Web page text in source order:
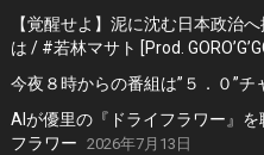
【覚醒せよ】泥に沈む日本政治
は / #若林マサト [Prod.
今夜８時からの番組は”５．０”チ
AIが優里の『ドライフラワー』
フラワー 2026年7月13日